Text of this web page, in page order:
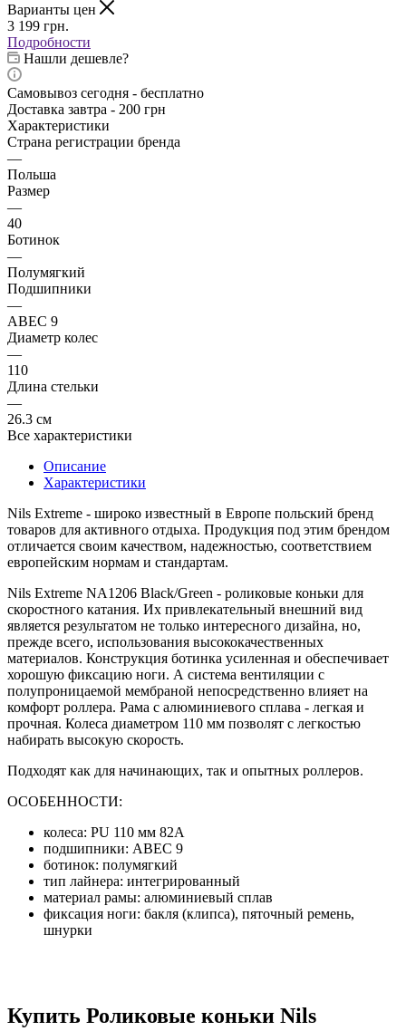
Варианты цен
3 199 грн.
Подробности
Нашли дешевле?
Самовывоз сегодня - бесплатно
Доставка завтра - 200 грн
Характеристики
Страна регистрации бренда
—
Польша
Размер
—
40
Ботинок
—
Полумягкий
Подшипники
—
ABEC 9
Диаметр колес
—
110
Длина стельки
—
26.3 см
Все характеристики
Описание
Характеристики
Nils Extreme - широко известный в Европе польский бренд
товаров для активного отдыха. Продукция под этим брендом
отличается своим качеством, надежностью, соответствием
европейским нормам и стандартам.
Nils Extreme NA1206 Black/Green - роликовые коньки для
скоростного катания. Их привлекательный внешний вид
является результатом не только интересного дизайна, но,
прежде всего, использования высококачественных
материалов. Конструкция ботинка усиленная и обеспечивает
хорошую фиксацию ноги. А система вентиляции с
полупроницаемой мембраной непосредственно влияет на
комфорт роллера. Рама с алюминиевого сплава - легкая и
прочная. Колеса диаметром 110 мм позволят с легкостью
набирать высокую скорость.
Подходят как для начинающих, так и опытных роллеров.
ОСОБЕННОСТИ:
колеса: PU 110 мм 82A
подшипники: ABEC 9
ботинок: полумягкий
тип лайнера: интегрированный
материал рамы: алюминиевый сплав
фиксация ноги: бакля (клипса), пяточный ремень,
шнурки
Купить Роликовые коньки Nils